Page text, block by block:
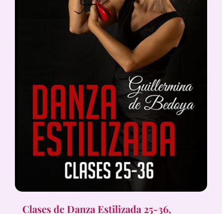
Clases de Danza Estilizada 25-36,